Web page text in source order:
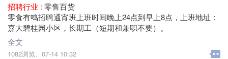
招聘行业 : 零售百货
零食有鸣招聘通宵班上班时间晚上24点到早上8点，上班地址：
嘉大碧桂园小区，长期工（短期和兼职不要）。
全文
1082浏览、 07-14 10:32